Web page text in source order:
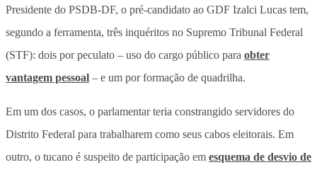
Presidente do PSDB-DF, o pré-candidato ao GDF Izalci Lucas tem,
segundo a ferramenta, três inquéritos no Supremo Tribunal Federal
(STF): dois por peculato – uso do cargo público para obter
vantagem pessoal – e um por formação de quadrilha.
Em um dos casos, o parlamentar teria constrangido servidores do
Distrito Federal para trabalharem como seus cabos eleitorais. Em
outro, o tucano é suspeito de participação em esquema de desvio de